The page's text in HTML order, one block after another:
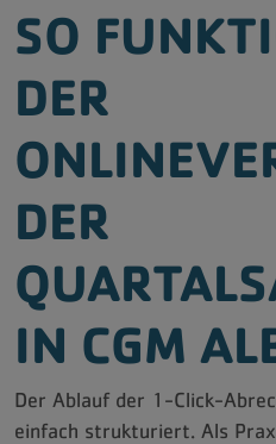
SO
DER
DER
IN CGM
Der Ablauf der 1-Click-
einfach strukturiert. Als